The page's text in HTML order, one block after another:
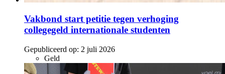
Vakbond start petitie tegen verhoging
collegegeld internationale studenten
Gepubliceerd op: 2 juli 2026
Geld